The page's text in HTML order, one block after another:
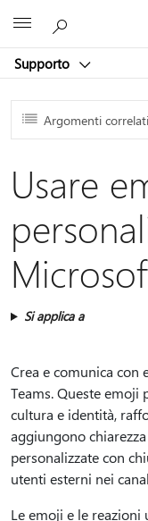
Supporto
Argomenti correlati
Usare
Si applica a
Crea e comunica
Teams. Queste emoji
cultura e identità,
aggiungono
personalizzate con
utenti esterni nei
Le emoji e le reazioni